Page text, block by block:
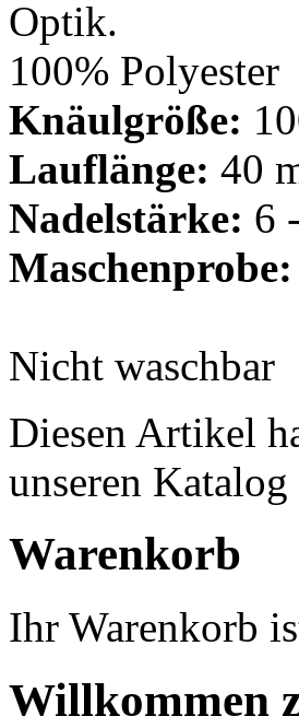
Optik.
100% Polyester
Knäulgröße:
Lauflänge: 40
Nadelstärke: 6
Maschenprobe:
Nicht waschbar
Diesen Artikel
unseren
Warenkorb
Ihr Warenkorb
Willkommen